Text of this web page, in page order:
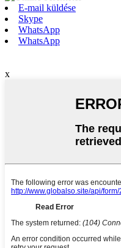
E-mail küldése
Skype
WhatsApp
WhatsApp
x